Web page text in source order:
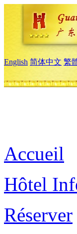
English 简体中文 繁
Accueil
Hôtel
Réserver